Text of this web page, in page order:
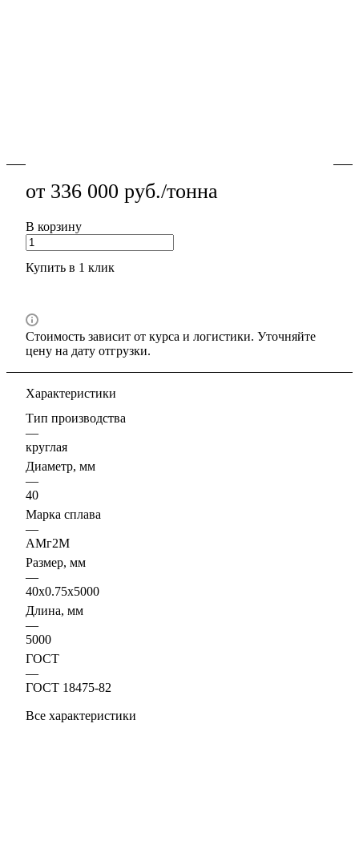
от 336 000 руб./тонна
В корзину
Купить в 1 клик
Стоимость зависит от курса и логистики. Уточняйте
цену на дату отгрузки.
Характеристики
Тип производства
—
круглая
Диаметр, мм
—
40
Марка сплава
—
АМг2М
Размер, мм
—
40х0.75х5000
Длина, мм
—
5000
ГОСТ
—
ГОСТ 18475-82
Все характеристики